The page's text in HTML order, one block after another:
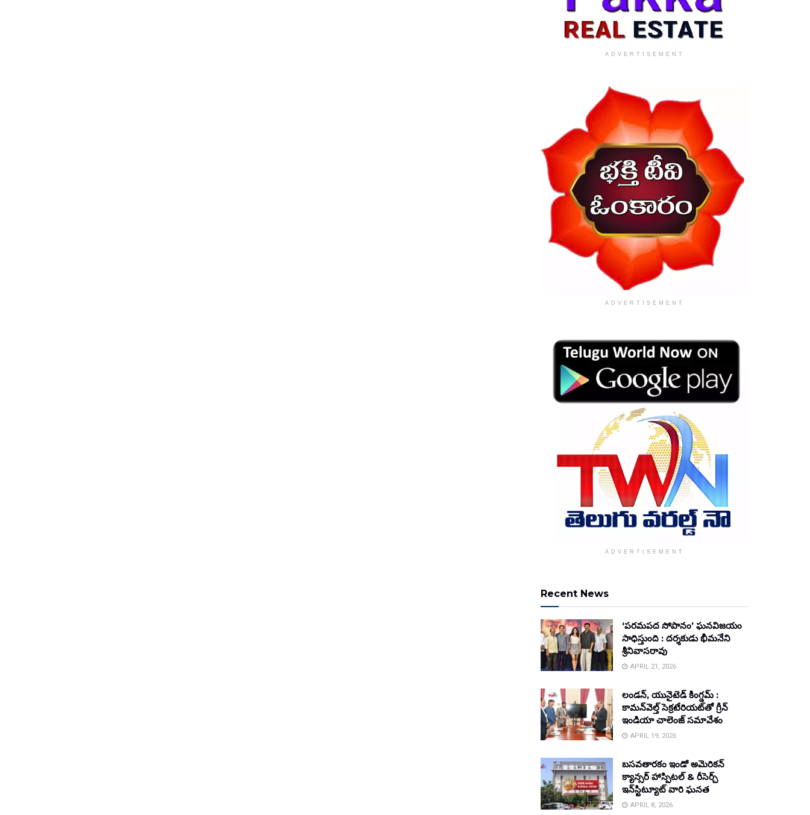
ADVERTISEMENT
ADVERTISEMENT
ADVERTISEMENT
Recent News
‘పరమపద సోపానం’ ఘనవిజయం
సాధిస్తుంది : దర్శకుడు భీమనేని
శ్రీనివాసరావు
APRIL 21, 2026
లండన్, యునైటెడ్ కింగ్డమ్ :
కామన్‌వెల్త్ సెక్రటేరియట్‌తో గ్రీన్
ఇండియా చాలెంజ్ సమావేశం
APRIL 19, 2026
బసవతారకం ఇండో అమెరికన్
క్యాన్సర్ హాస్పిటల్ & రీసెర్చ్
ఇన్‌స్టిట్యూట్ వారి ఘనత
APRIL 8, 2026